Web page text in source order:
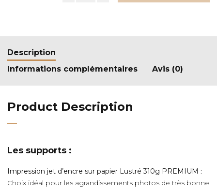
Description
Informations complémentaires
Avis (0)
Product Description
Les supports :
Impression jet d’encre sur papier Lustré 310g PREMIUM :
Choix idéal pour les agrandissements photos de très bonne